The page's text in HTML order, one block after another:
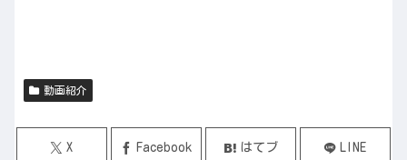
動画紹介
X Facebook はてブ LINE